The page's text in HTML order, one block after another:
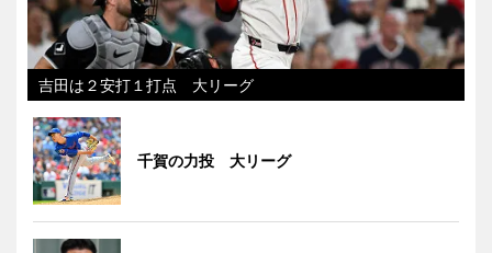
吉田は２安打１打点 大リーグ
千賀の力投 大リーグ